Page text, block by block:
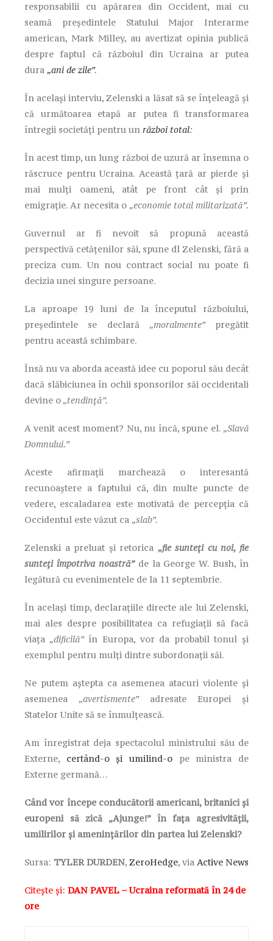
responsabilii cu apărarea din Occident, mai cu
seamă președintele Statului Major Interarme
american, Mark Milley, au avertizat opinia publică
despre faptul că războiul din Ucraina ar putea
dura „ani de zile”.
În același interviu, Zelenski a lăsat să se înțeleagă și
că următoarea etapă ar putea fi transformarea
întregii societăți pentru un război total:
În acest timp, un lung război de uzură ar însemna o
răscruce pentru Ucraina. Această țară ar pierde și
mai mulți oameni, atât pe front cât și prin
emigrație. Ar necesita o „economie total militarizată”.
Guvernul ar fi nevoit să propună această
perspectivă cetățenilor săi, spune dl Zelenski, fără a
preciza cum. Un nou contract social nu poate fi
decizia unei singure persoane.
La aproape 19 luni de la începutul războiului,
președintele se declară „moralmente”pregătit
pentru această schimbare.
Însă nu va aborda această idee cu poporul său decât
dacă slăbiciunea în ochii sponsorilor săi occidentali
devine o „tendință”.
A venit acest moment? Nu, nu încă, spune el. „Slavă
Domnului.”
Aceste afirmații marchează o interesantă
recunoaștere a faptului că, din multe puncte de
vedere, escaladarea este motivată de percepția că
Occidentul este văzut ca „slab”.
Zelenski a preluat și retorica „fie sunteți cu noi, fie
sunteți împotriva noastră”de la George W. Bush, în
legătură cu evenimentele de la 11 septembrie.
În același timp, declarațiile directe ale lui Zelenski,
mai ales despre posibilitatea ca refugiații să facă
viața „dificilă”în Europa, vor da probabil tonul și
exemplul pentru mulți dintre subordonații săi.
Ne putem aștepta ca asemenea atacuri violente și
asemenea „avertismente”adresate Europei și
Statelor Unite să se înmulțească.
Am înregistrat deja spectacolul ministrului său de
Externe, certând-o și umilind-o pe ministra de
Externe germană…
Când vor începe conducătorii americani, britanici și
europeni să zică „Ajunge!” în fața agresivității,
umilirilor și amenințărilor din partea lui Zelenski?
Sursa: TYLER DURDEN, ZeroHedge, via Active News
Citește și: DAN PAVEL – Ucraina reformată în 24 de
ore